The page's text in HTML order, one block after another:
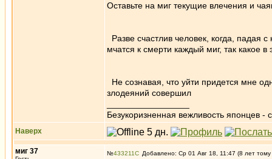
Оставьте на миг текущие влечения и
Разве счастлив человек, когда, падая
мчатся к смерти каждый миг, так какое
Не сознавая, что уйти придется мне
злодеяний совершил
Безукоризненная вежливость японцев -
Наверх
миг 37 №433211 Добавлено: Ср 01 Авг 18, 11:47 (8 лет тому